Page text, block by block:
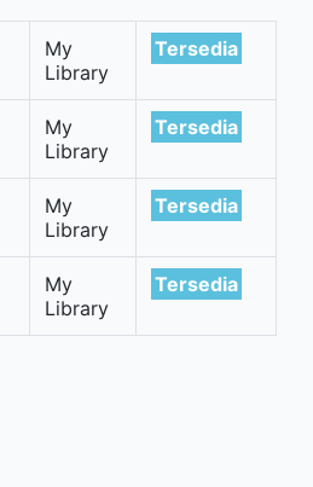
My
Library
Tersedia
My
Library
Tersedia
My
Library
Tersedia
My
Library
Tersedia